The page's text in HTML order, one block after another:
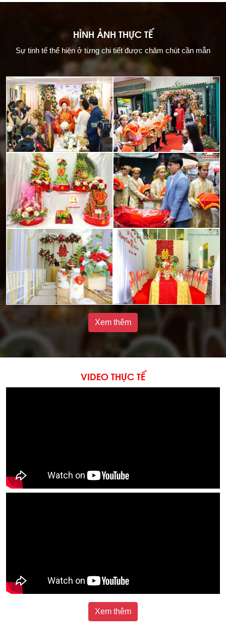
HÌNH ẢNH THỰC TẾ
Sự tinh tế thể hiện ở từng chi tiết được chăm chút cần mẫn
Xem thêm
VIDEO THỰC TẾ
Xem thêm